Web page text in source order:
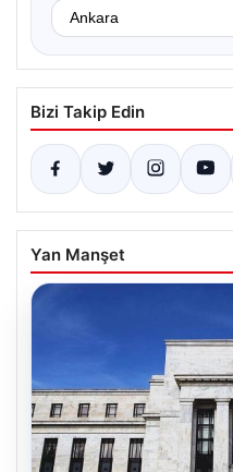
Bizi Takip Edin
Yan Manşet